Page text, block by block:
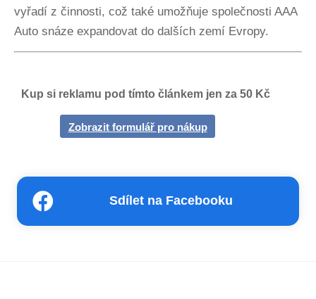
vyřadí z činnosti, což také umožňuje společnosti AAA
Auto snáze expandovat do dalších zemí Evropy.
Kup si reklamu pod tímto článkem jen za 50 Kč
Zobrazit formulář pro nákup
Sdílet na Facebooku